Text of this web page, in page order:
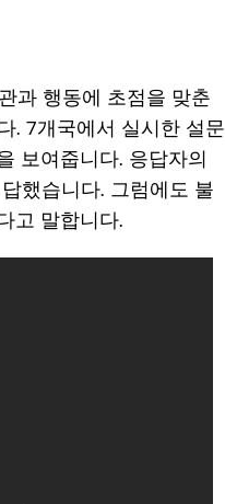
과 행동에 초점을 맞춘
. 7개국에서 실시한 설문
보여줍니다. 응답자의
했습니다. 그럼에도 불
고 말합니다.